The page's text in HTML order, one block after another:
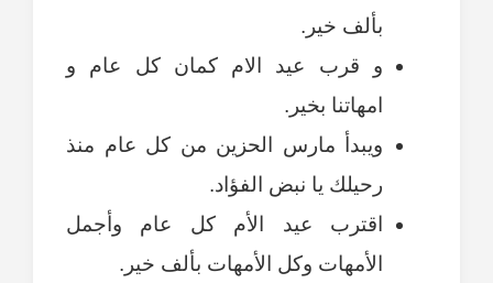
بألف خير.
و قرب عيد الام كمان كل عام و
امهاتنا بخير.
ويبدأ مارس الحزين من كل عام منذ
رحيلك يا نبض الفؤاد.
اقترب عيد الأم كل عام وأجمل
الأمهات وكل الأمهات بألف خير.